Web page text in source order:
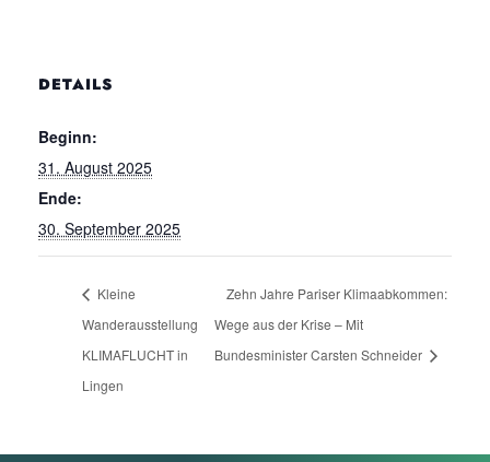
DETAILS
Beginn:
31. August 2025
Ende:
30. September 2025
Kleine
Wanderausstellung
KLIMAFLUCHT in
Lingen
Zehn Jahre Pariser Klimaabkommen:
Wege aus der Krise – Mit
Bundesminister Carsten Schneider